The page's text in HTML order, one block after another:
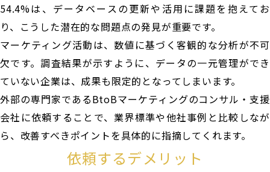
54.4%は、データベースの更新や活用に課題を抱えてお
り、こうした潜在的な問題点の発見が重要です。
マーケティング活動は、数値に基づく客観的な分析が不可
欠です。調査結果が示すように、データの一元管理ができ
ていない企業は、成果も限定的となってしまいます。
外部の専門家であるBtoBマーケティングのコンサル・支援
会社に依頼することで、業界標準や他社事例と比較しなが
ら、改善すべきポイントを具体的に指摘してくれます。
依頼するデメリット